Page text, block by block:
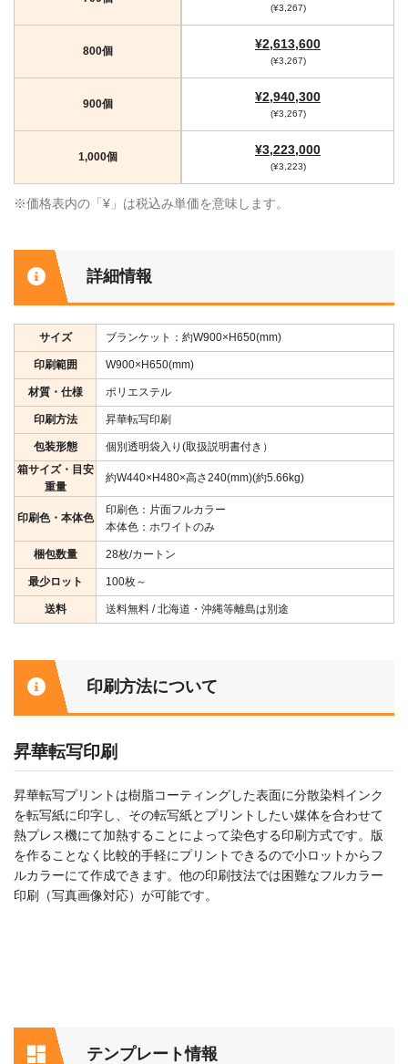
(¥3,267)
800個 ¥2,613,600
(¥3,267)
900個 ¥2,940,300
(¥3,267)
1,000個 ¥3,223,000
(¥3,223)
※価格表内の「¥」は税込み単価を意味します。
詳細情報
サイズ ブランケット：約W900×H650(mm)
印刷範囲 W900×H650(mm)
材質・仕様 ポリエステル
印刷方法 昇華転写印刷
包装形態
個別透明袋入り(取扱説明書付き）
箱サイズ・目安
重量
約W440×H480×高さ240(mm)(約5.66kg)
印刷色・本体色
印刷色：片面フルカラー
本体色：ホワイトのみ
梱包数量 28枚/カートン
最少ロット 100枚～
送料 送料無料 / 北海道・沖縄等離島は別途
印刷方法について
昇華転写印刷
昇華転写プリントは樹脂コーティングした表面に分散染料インク
を転写紙に印字し、その転写紙とプリントしたい媒体を合わせて
熱プレス機にて加熱することによって染色する印刷方式です。版
を作ることなく比較的手軽にプリントできるので小ロットからフ
ルカラーにて作成できます。他の印刷技法では困難なフルカラー
印刷（写真画像対応）が可能です。
テンプレート情報